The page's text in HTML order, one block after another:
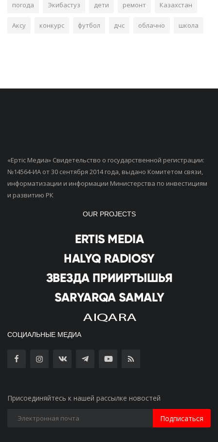
погода Экибастуз дети ремонт Казахстан
Аксу конкурс футбол дчс облачно школа
«Ертiс Медиа» Свидетельство о государственной регистрации:
№14564-ИА от 30 сентября 2014 года, выдано Комитетом связи,
информатизации и информации Министерства по инвестициям
и развитию РК
OUR PROJECTS
СОЦИАЛЬНЫЕ МЕДИА
Присоединяйтесь к нашей рассылке новостей
Подписаться